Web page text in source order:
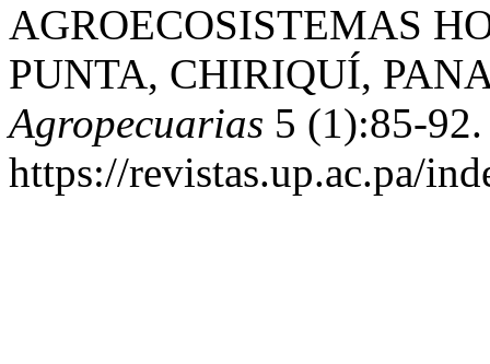
AGROECOSISTEMAS
PUNTA, CHIRIQUÍ,
Agropecuarias 5 (1):85-92.
https://revistas.up.ac.pa/